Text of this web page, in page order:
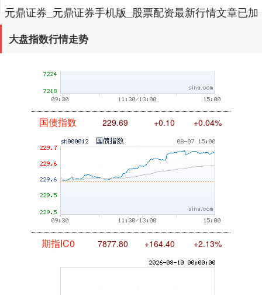
元鼎证券_元鼎证券手机版_股票配资最新行情文章已加
大盘指数行情走势
基金指数 7242.10 +12.30 +0.17%
国债指数 229.69 +0.10 +0.04%
期指IC0 7877.80 +164.40 +2.13%